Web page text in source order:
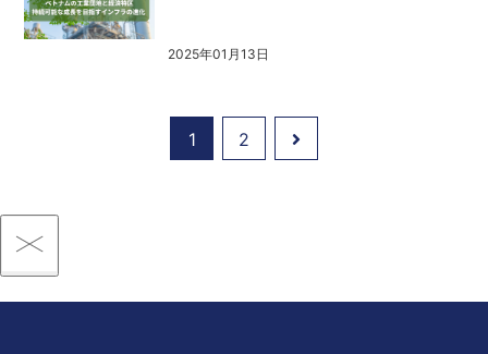
2025年01月13日
1 2